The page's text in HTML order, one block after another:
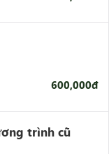
600,000đ
trình cũ